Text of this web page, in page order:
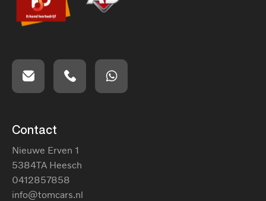
Contact
Nieuwe Erven 1
5384TA Heesch
0412857858
info@tomcars.nl